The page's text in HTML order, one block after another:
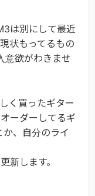
は別にして最近
状もってるもの
意欲がわきませ
く買ったギター
ーダーしてるギ
、自分のライ
新します。